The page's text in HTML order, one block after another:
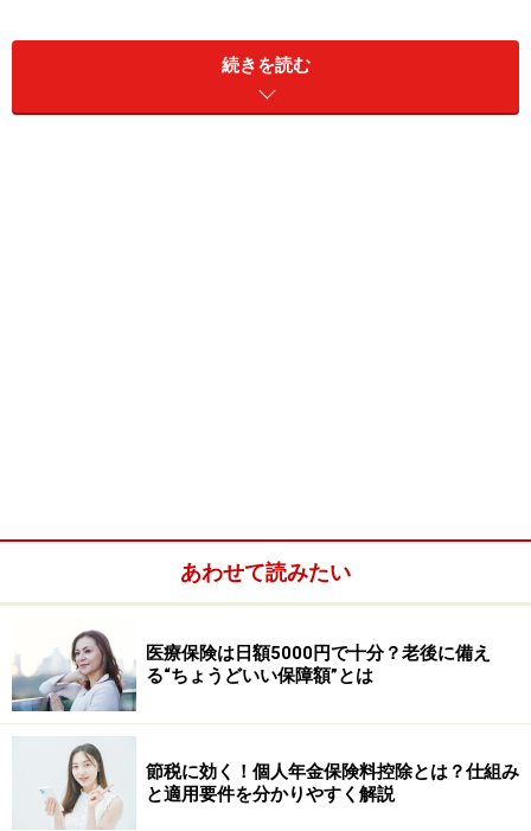
＜団体信用生命保険 目次＞
いますから、資金を貸す側は返済してもらえないリス
ク、借りる側は返済できないリスクがあります。
続きを読む
あわせて読みたい
医療保険は日額5000円で十分？老後に備え
る“ちょうどいい保障額”とは
節税に効く！個人年金保険料控除とは？仕組み
と適用要件を分かりやすく解説